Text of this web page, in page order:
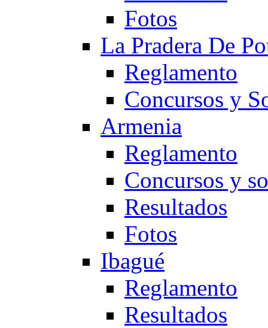
Fotos
La Pradera De
Reglamento
Concursos y
Armenia
Reglamento
Concursos y
Resultados
Fotos
Ibagué
Reglamento
Resultados